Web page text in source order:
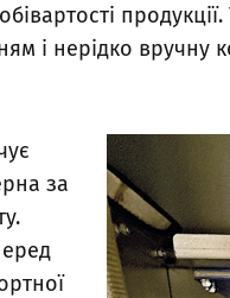
і нерідко вручну
за